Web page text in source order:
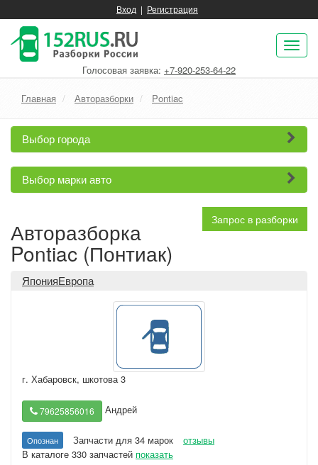
Вход | Регистрация
Голосовая заявка: +7-920-253-64-22
Главная Авторазборки Pontiac
Выбор города
Выбор марки авто
Запрос в разборки
Авторазборка
Pontiac (Понтиак)
ЯпонияЕвропа
г. Хабаровск, шкотова 3
79625856016 Андрей
Опознан Запчасти для 34 марок
отзывы
В каталоге 330 запчастей показать